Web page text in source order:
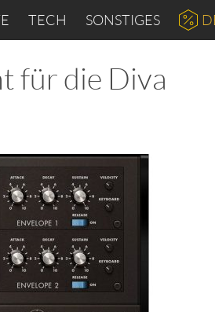
TECH SONSTIGES
für die Diva